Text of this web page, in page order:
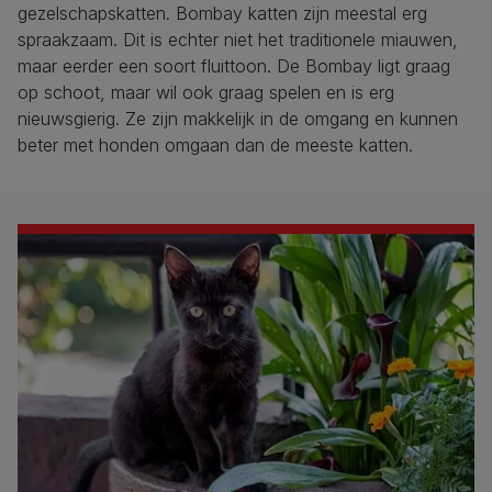
gezelschapskatten. Bombay katten zijn meestal erg
spraakzaam. Dit is echter niet het traditionele miauwen,
maar eerder een soort fluittoon. De Bombay ligt graag
op schoot, maar wil ook graag spelen en is erg
nieuwsgierig. Ze zijn makkelijk in de omgang en kunnen
beter met honden omgaan dan de meeste katten.